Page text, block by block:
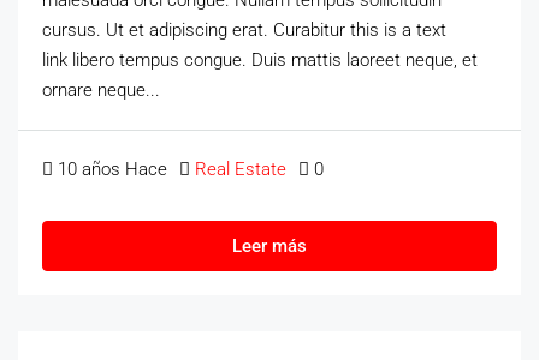
cursus. Ut et adipiscing erat. Curabitur this is a text
link libero tempus congue. Duis mattis laoreet neque, et
ornare neque...
10 años Hace Real Estate 0
Leer más